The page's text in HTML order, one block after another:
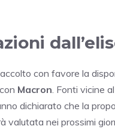
con favore la
Macron. Fonti vicine
dichiarato che la
valutata nei prossimi